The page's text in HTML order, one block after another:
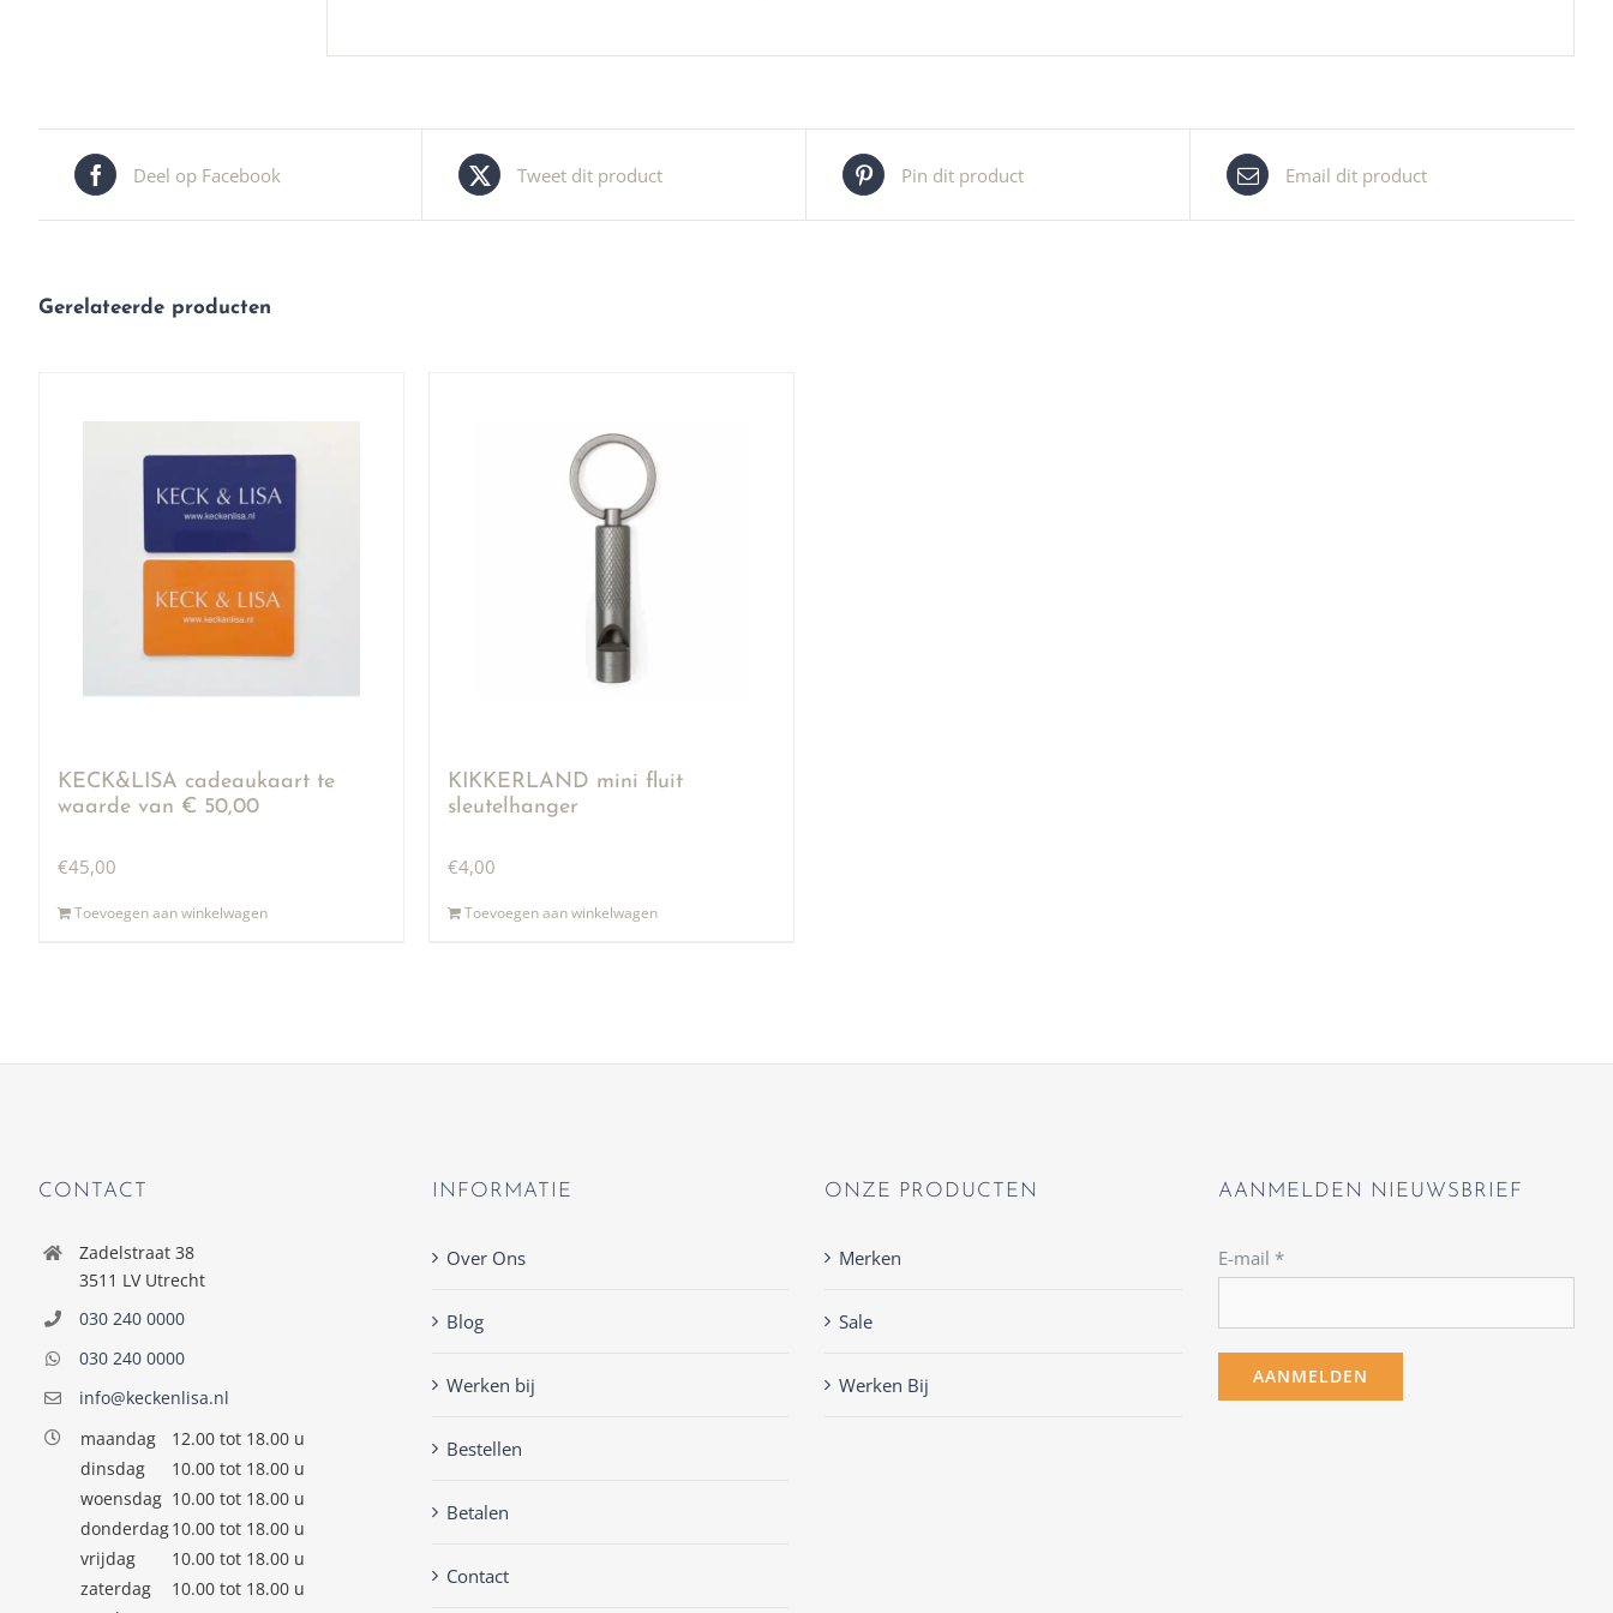
Deel op Facebook Tweet dit product Pin dit product Email dit product
Gerelateerde producten
KECK&LISA cadeaukaart te
waarde van € 50,00
€45,00
Toevoegen aan winkelwagen
KIKKERLAND mini fluit
sleutelhanger
€4,00
Toevoegen aan winkelwagen
CONTACT
Zadelstraat 38
3511 LV Utrecht
030 240 0000
030 240 0000
info@keckenlisa.nl
maandag
12.00 tot 18.00 u
dinsdag
10.00 tot 18.00 u
woensdag 10.00 tot 18.00 u
donderdag10.00 tot 18.00 u
vrijdag
10.00 tot 18.00 u
zaterdag
10.00 tot 18.00 u
INFORMATIE
Over Ons
Blog
Werken bij
Bestellen
Betalen
Contact
ONZE PRODUCTEN
Merken
Sale
Werken Bij
AANMELDEN NIEUWSBRIEF
E-mail *